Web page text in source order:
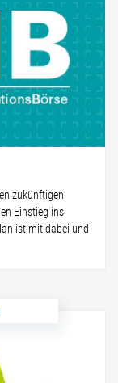
zukünftigen
Einstieg ins
ist mit dabei und